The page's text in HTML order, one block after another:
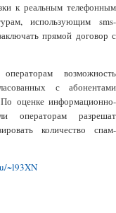
к реальным телефонным
использующим sms-
прямой договор с
возможность
с абонентами
оценке информационно-
операторам разрешат
количество спам-
~l93XN